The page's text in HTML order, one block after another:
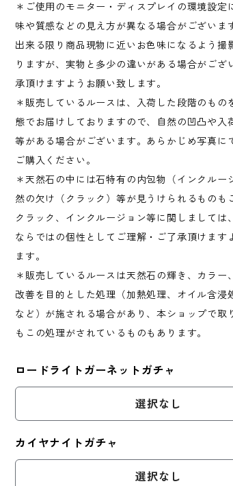
＊ご使用のモニター・ディスプレイの環境設定
味や質感などの見え方が異なる場合がございま
出来る限り商品現物に近いお色味になるよう撮
りますが、実物と多少の違いがある場合がござ
承頂けますようお願い致します。
＊販売しているルースは、入荷した段階のもの
態でお届けしておりますので、自然の凹凸や入
等がある場合がございます。あらかじめ写真に
ご購入ください。
＊天然石の中には石特有の内包物（インクルー
然の欠け（クラック）等が見うけられるものも
クラック、インクルージョン等に関しましては
ならではの個性としてご理解・ご了承頂けます
ます。
＊販売しているルースは天然石の輝き、カラー
改善を目的とした処理（加熱処理、オイル含浸
など）が施される場合があり、本ショップで取
もこの処理がされているものもあります。
ロードライトガーネットガチャ
選択なし
カイヤナイトガチャ
選択なし